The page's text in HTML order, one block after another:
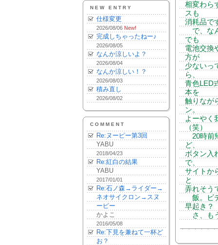
NEW ENTRY
仕様変更
2026/08/06 New!
完成しちゃったねー♪
2026/08/05
なんか涼しいよ？
2026/08/04
なんか涼しい！？
2026/08/03
積み直し
2026/08/02
COMMENT
Re:ヌーピー第3回
YABU
2018/04/23
Re:紅白の結果
YABU
2017/01/01
Re:石ノ森→ライダー→
ネオサイクロン→スヌ
ーピー
かよこ
2016/05/08
Re:下見を兼ねて一杯ど
お？
相変わら
スも
消耗品で
で、な
でも
電池交換
方が
少ないっ
ら、
青色LED
本を
触りなが
ン。
よーやく
（笑）
20時前
ど、
ボタン入
で、
サイトか
と
弄れそう
飯。ビ
早起き？
さ、も